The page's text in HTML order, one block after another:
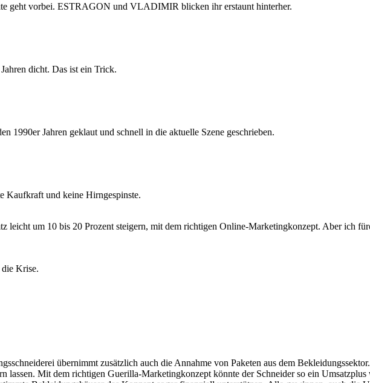
geht vorbei. ESTRAGON und VLADIMIR blicken ihr erstaunt hinterher.
dicht. Das ist ein Trick.
1990er Jahren geklaut und schnell in die aktuelle Szene geschrieben.
Kaufkraft und keine Hirngespinste.
leicht um 10 bis 20 Prozent steigern, mit dem richtigen Online-Marketingkonzept. Aber ich
Krise.
übernimmt zusätzlich auch die Annahme von Paketen aus dem
lassen. Mit dem richtigen Guerilla-Marketingkonzept könnte der Schneider so ein